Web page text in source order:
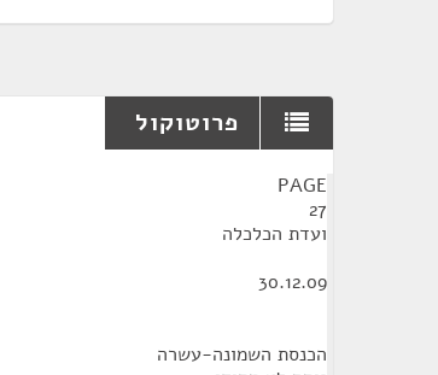
פרוטוקול
PAGE
27
ועדת הכלכלה
30.12.09
הכנסת השמונה-עשרה